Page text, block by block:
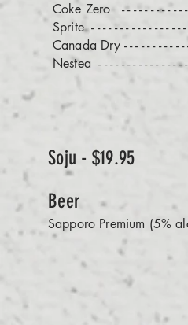
Coke Zero - - - - - - - - - - -
Sprite -- - - - - - - - - - - - - -
Canada Dry -- - - - - - - - -
Nestea- - - - - - - - - - - - - -
Soju - $19.95
Beer
Sapporo Premium (5%